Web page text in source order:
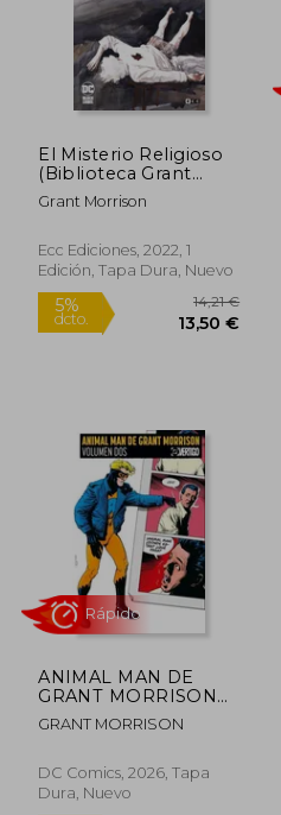
El Misterio Religioso
(Biblioteca Grant
Morrison)
Grant Morrison
Ecc Ediciones, 2022, 1
Edición, Tapa Dura, Nuevo
5%
dcto. 13,50 €
ANIMAL MAN DE
GRANT MORRISON
02
GRANT MORRISON
DC Comics, 2026, Tapa
Dura, Nuevo